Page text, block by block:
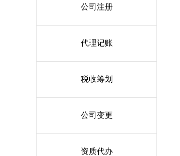
公司注册
代理记账
税收筹划
公司变更
资质代办